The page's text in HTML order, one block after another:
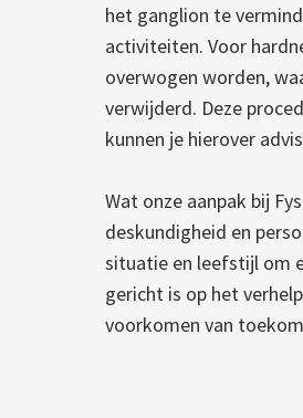
het ganglion te
activiteiten. Voor
overwogen worden,
verwijderd. Deze
kunnen je hierover
Wat onze aanpak bij
deskundigheid en
situatie en leefstijl om
gericht is op het
voorkomen van